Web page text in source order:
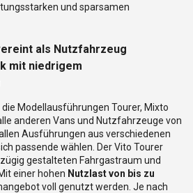
und sparsamen
als Nutzfahrzeug
mit niedrigem
Modellausführungen Tourer, Mixto
anderen Vans und Nutzfahrzeuge von
Ausführungen aus verschiedenen
passende wählen. Der Vito Tourer
gestalteten Fahrgastraum und
einer hohen Nutzlast von bis zu
voll genutzt werden. Je nach